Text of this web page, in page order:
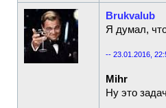
Brukvalub
Я думал,
-- 23.01.2016,
Mihr
Ну это